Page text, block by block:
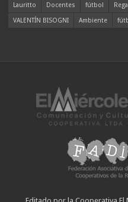
Lauritto
Docentes fútbol
VALENTÍN BISOGNI
Ambiente